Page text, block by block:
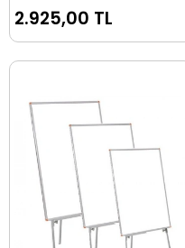
2.925,00 TL